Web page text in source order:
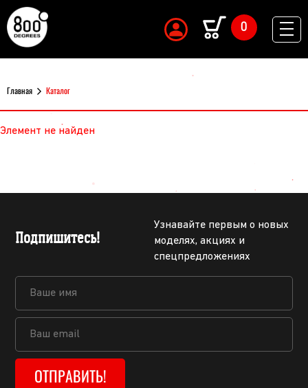
0
Главная Каталог
Элемент не найден
Подпишитесь!
Узнавайте первым о новых
моделях, акциях и
спецпредложениях
ОТПРАВИТЬ!